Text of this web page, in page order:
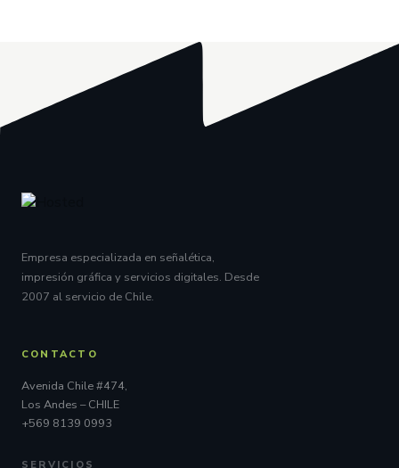
Empresa especializada en señalética,
impresión gráfica y servicios digitales. Desde
2007 al servicio de Chile.
CONTACTO
Avenida Chile #474,
Los Andes – CHILE
+569 8139 0993
SERVICIOS